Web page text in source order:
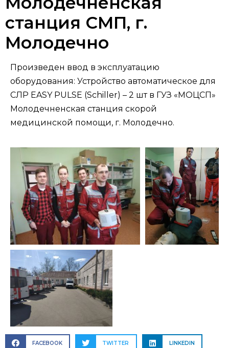
станция СМП, г.
Молодечно
Произведен ввод в эксплуатацию
оборудования: Устройство автоматическое для
СЛР EASY PULSE (Schiller) – 2 шт в ГУЗ «МОЦСП»
Молодечненская станция скорой
медицинской помощи, г. Молодечно.
FACEBOOK TWITTER LINKEDIN